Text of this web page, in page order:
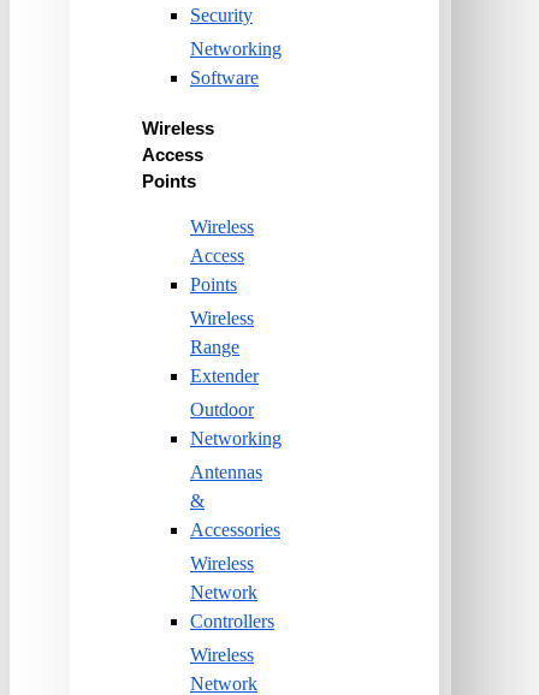
Security
Networking
Software
Wireless
Access
Points
Wireless
Access
Points
Wireless
Range
Extender
Outdoor
Networking
Antennas
&
Accessories
Wireless
Network
Controllers
Wireless
Network